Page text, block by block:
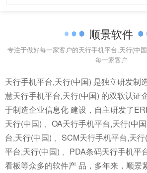
顺景软件
专注于做好每一家客户的天行手机平台,天行(中
每一家客户
天行手机平台,天行(中国) 是独立研发制
慧天行手机平台,天行(中国) 的双软认证
于制造企业信息化 建设，自主研发了
天行(中国) 、OA天行手机平台,天行(中
台,天行(中国) 、SCM天行手机平台,天
平台,天行(中国) 、PDA条码天行手机平
看板等众多的软件产 品，多年来，顺景